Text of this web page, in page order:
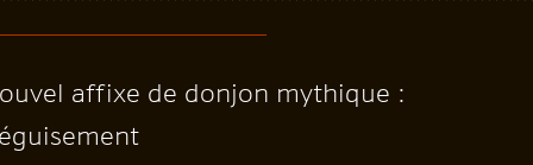
affixe de donjon mythique :